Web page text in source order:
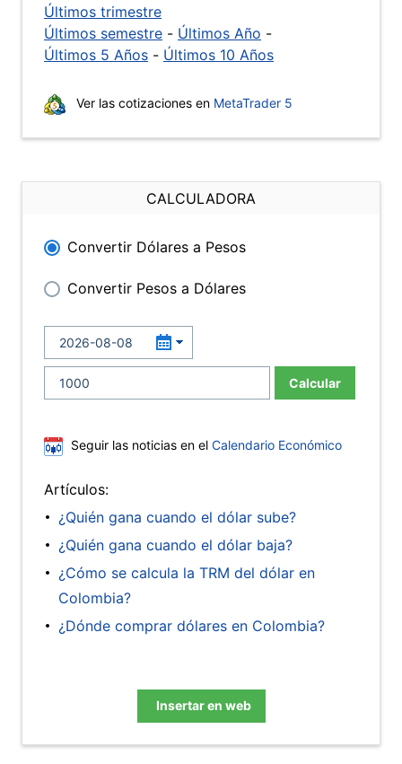
Últimos trimestre
Últimos semestre - Últimos Año -
Últimos 5 Años - Últimos 10 Años
Ver las cotizaciones en MetaTrader 5
CALCULADORA
Convertir Dólares a Pesos
Convertir Pesos a Dólares
Calcular
Seguir las noticias en el Calendario Económico
Artículos:
¿Quién gana cuando el dólar sube?
¿Quién gana cuando el dólar baja?
¿Cómo se calcula la TRM del dólar en
Colombia?
¿Dónde comprar dólares en Colombia?
Insertar en web